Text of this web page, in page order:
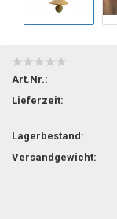
Art.Nr.:
Lieferzeit:
Lagerbestand:
Versandgewicht: